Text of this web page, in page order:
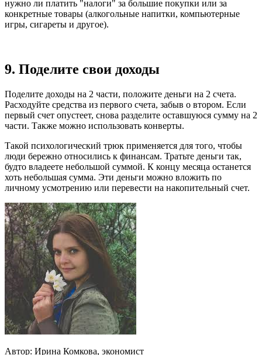
нужно ли платить "налоги" за большие покупки или за
конкретные товары (алкогольные напитки, компьютерные
игры, сигареты и другое).
9. Поделите свои доходы
Поделите доходы на 2 части, положите деньги на 2 счета.
Расходуйте средства из первого счета, забыв о втором. Если
первый счет опустеет, снова разделите оставшуюся сумму на 2
части. Также можно использовать конверты.
Такой психологический трюк применяется для того, чтобы
люди бережно относились к финансам. Тратьте деньги так,
будто владеете небольшой суммой. К концу месяца останется
хоть небольшая сумма. Эти деньги можно вложить по
личному усмотрению или перевести на накопительный счет.
Автор: Ирина Комкова, экономист